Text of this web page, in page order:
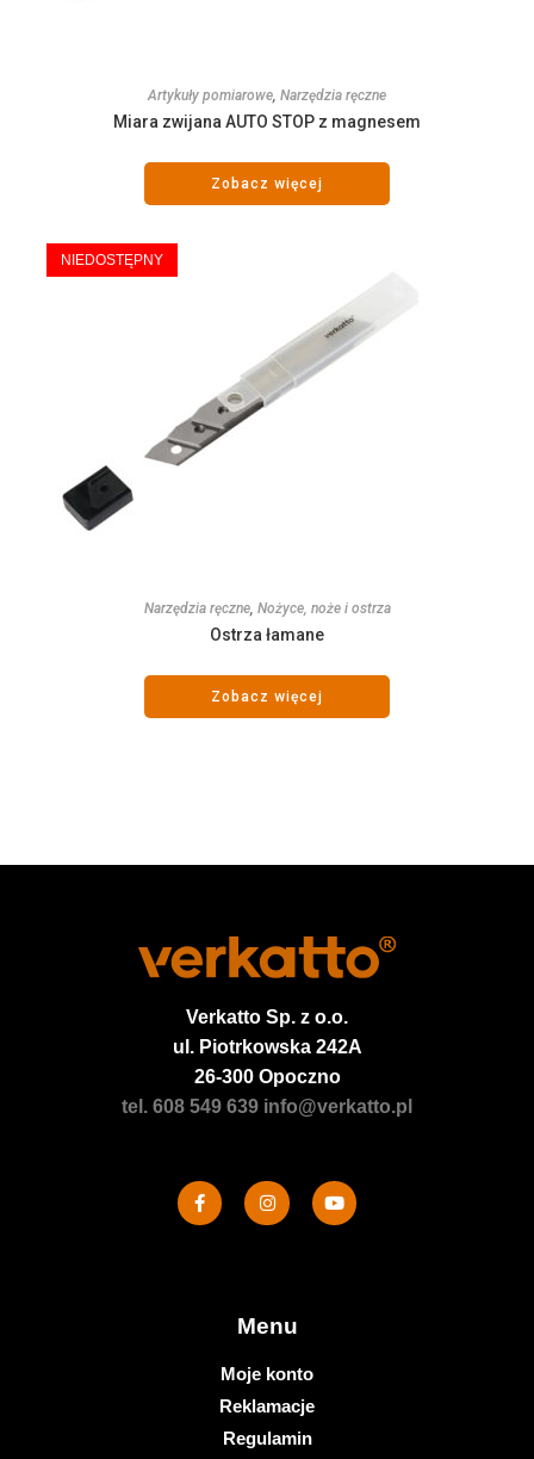
Artykuły pomiarowe Narzędzia ręczne
Miara zwijana AUTO STOP z magnesem
Zobacz więcej
NIEDOSTĘPNY
Narzędzia ręczne, Nożyce, noże i ostrza
Ostrza łamane
Zobacz więcej
Verkatto Sp. z o.o.
ul. Piotrkowska 242A
26-300 Opoczno
tel. 608 549 639 info@verkatto.pl
Menu
Moje konto
Reklamacje
Regulamin